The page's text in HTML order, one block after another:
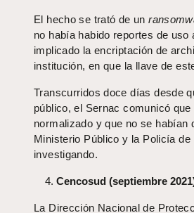
El hecho se trató de un
no había habido reportes de
implicado la encriptación de
institución, en que la llave de
Transcurridos doce días desde
público, el Sernac comunicó
normalizado y que no se habían
Ministerio Público y la Policía
investigando.
Cencosud (septiembre
La Dirección Nacional de